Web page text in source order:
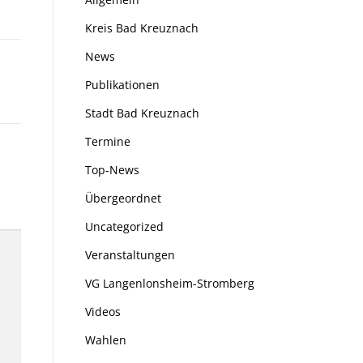
Kreis Bad Kreuznach
News
Publikationen
Stadt Bad Kreuznach
Termine
Top-News
Übergeordnet
Uncategorized
Veranstaltungen
VG Langenlonsheim-Stromberg
Videos
Wahlen